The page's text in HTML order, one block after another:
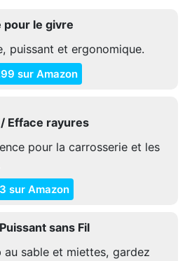
le givre
puissant et ergonomique.
sur Amazon
Efface rayures
pour la carrosserie et les
sur Amazon
sans Fil
au sable et miettes, gardez